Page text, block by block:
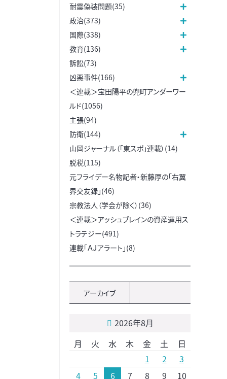
耐震偽装問題(35)
政治(373)
国際(338)
教育(136)
訴訟(73)
凶悪事件(166)
＜連載＞宝田陽平の兜町アンダーワー
ルド(1056)
主張(94)
防衛(144)
山岡ジャーナル（「東スポ」連載）(14)
脱税(115)
元フライデー名物記者・新藤厚の「右翼
界交友録」(46)
宗教法人（学会が除く）(36)
＜連載＞アッシュブレインの資産運用ス
トラテジー(491)
連載「ＡＪアラート」(8)
アーカイブ
2026年8月
月
火 水 木 金 土
日
1
2
3
4
5 6 7 8 9 10